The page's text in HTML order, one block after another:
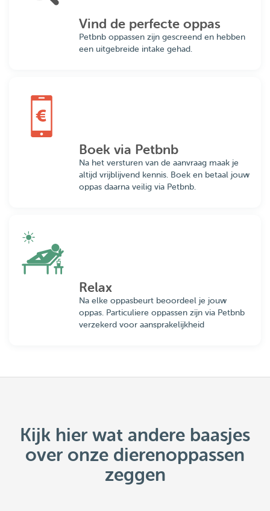
Vind de perfecte oppas
Petbnb oppassen zijn gescreend en hebben
een uitgebreide intake gehad.
Boek via Petbnb
Na het versturen van de aanvraag maak je
altijd vrijblijvend kennis. Boek en betaal jouw
oppas daarna veilig via Petbnb.
Relax
Na elke oppasbeurt beoordeel je jouw
oppas. Particuliere oppassen zijn via Petbnb
verzekerd voor aansprakelijkheid
Kijk hier wat andere baasjes
over onze dierenoppassen
zeggen